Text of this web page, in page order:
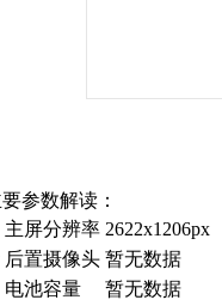
参数解读：
主屏分辨率 2622x1206px
后置摄像头 暂无数据
电池容量
暂无数据